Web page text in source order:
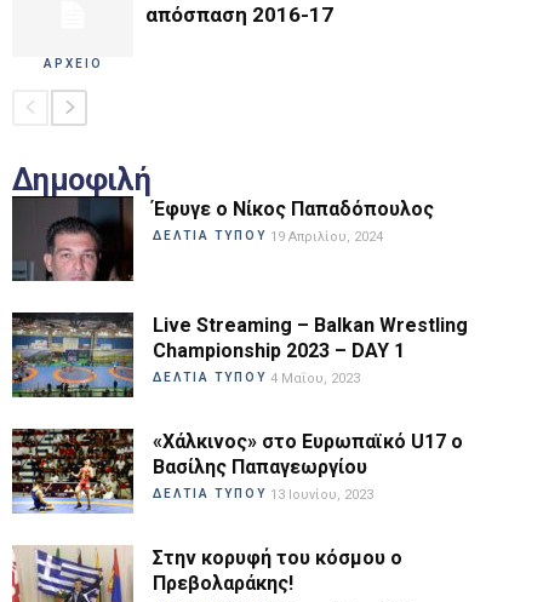
ΑΡΧΕΙΟ
απόσπαση 2016-17
Δημοφιλή
Έφυγε ο Νίκος Παπαδόπουλος
ΔΕΛΤΙΑ ΤΥΠΟΥ 19 Απριλίου, 2024
Live Streaming – Balkan Wrestling
Championship 2023 – DAY 1
ΔΕΛΤΙΑ ΤΥΠΟΥ 4 Μαΐου, 2023
«Χάλκινος» στο Ευρωπαϊκό U17 ο
Βασίλης Παπαγεωργίου
ΔΕΛΤΙΑ ΤΥΠΟΥ 13 Ιουνίου, 2023
Στην κορυφή του κόσμου ο
Πρεβολαράκης!